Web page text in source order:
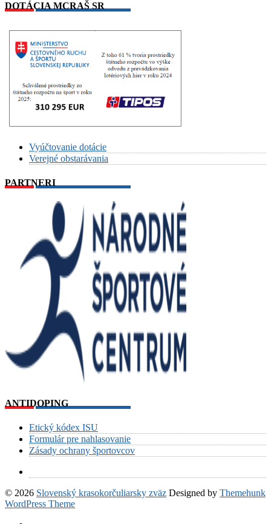
DOTÁCIA MCRAŠ SR
Vyúčtovanie dotácie
Verejné obstarávania
PARTNERI
ANTIDOPING
Etický kódex ISU
Formulár pre nahlasovanie
Zásady ochrany športovcov
© 2026 Slovenský krasokorčuliarsky zväz Designed by Themehunk
WordPress Theme